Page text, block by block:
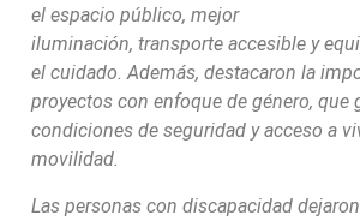
el espacio público, mejor
iluminación, transporte accesible y
el cuidado. Además, destacaron la
proyectos con enfoque de género, que
condiciones de seguridad y acceso a
movilidad.
Las personas con discapacidad